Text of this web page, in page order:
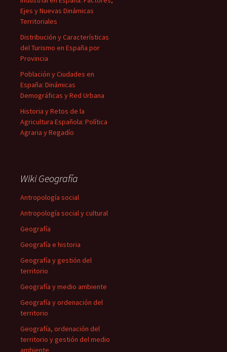
Ejes y Nuevas Dinámicas
Territoriales
Distribución y Características
del Turismo en España por
Provincia
Población y Ciudades en
España: Dinámicas
Demográficas y Red Urbana
Historia y Retos de la
Agricultura Española: Política
Agraria y Regadío
Wiki Geografía
Antropología social
Antropología social y cultural
Geografía
Geografía e historia
Geografía y gestión del
territorio
Geografía y medio ambiente
Geografía y ordenación del
territorio
Geografía, ordenación del
territorio y gestión del medio
ambiente